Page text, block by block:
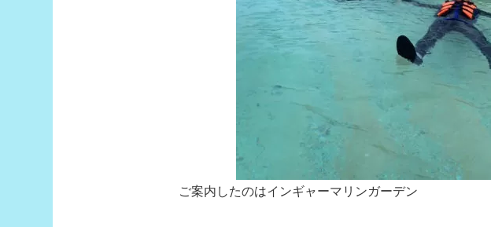
ご案内したのはインギャーマリンガーデン